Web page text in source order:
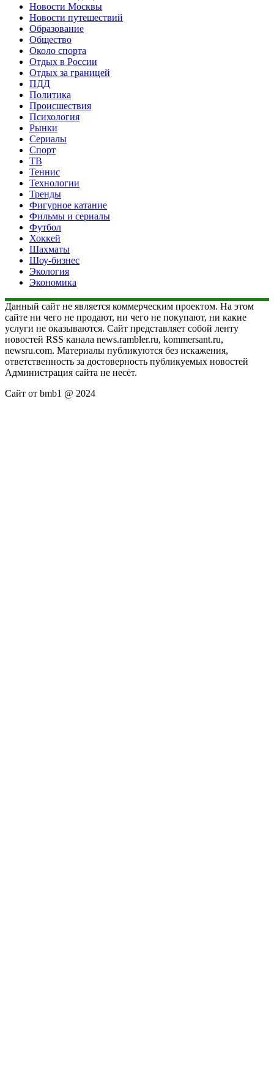
Новости Москвы
Новости путешествий
Образование
Общество
Около спорта
Отдых в России
Отдых за границей
ПДД
Политика
Происшествия
Психология
Рынки
Сериалы
Спорт
ТВ
Теннис
Технологии
Тренды
Фигурное катание
Фильмы и сериалы
Футбол
Хоккей
Шахматы
Шоу-бизнес
Экология
Экономика
Данный сайт не является коммерческим проектом. На этом
сайте ни чего не продают, ни чего не покупают, ни какие
услуги не оказываются. Сайт представляет собой ленту
новостей RSS канала news.rambler.ru, kommersant.ru,
newsru.com. Материалы публикуются без искажения,
ответственность за достоверность публикуемых новостей
Администрация сайта не несёт.
Сайт от bmb1 @ 2024